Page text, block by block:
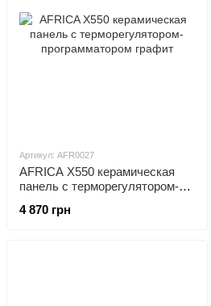
Артикул: AFR0027
AFRICA X550 керамическая
панель с терморегулятором-
4 870 грн